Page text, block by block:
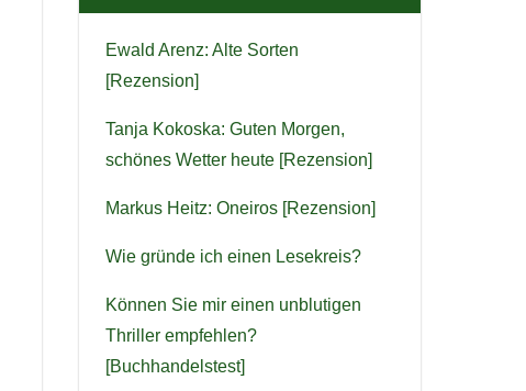
Ewald Arenz: Alte Sorten
[Rezension]
Tanja Kokoska: Guten Morgen,
schönes Wetter heute [Rezension]
Markus Heitz: Oneiros [Rezension]
Wie gründe ich einen Lesekreis?
Können Sie mir einen unblutigen
Thriller empfehlen?
[Buchhandelstest]